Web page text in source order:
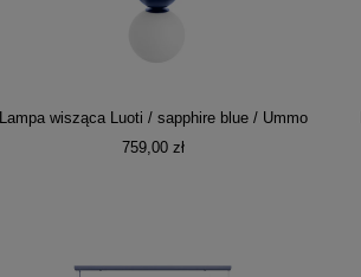
Lampa wisząca Luoti / sapphire blue / Ummo
759,00 zł